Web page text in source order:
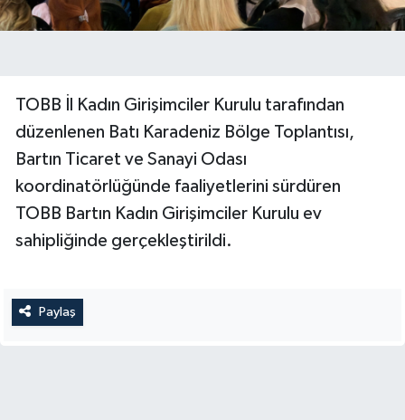
TOBB İl Kadın Girişimciler Kurulu tarafından
düzenlenen Batı Karadeniz Bölge Toplantısı,
Bartın Ticaret ve Sanayi Odası
koordinatörlüğünde faaliyetlerini sürdüren
TOBB Bartın Kadın Girişimciler Kurulu ev
sahipliğinde gerçekleştirildi.
Paylaş